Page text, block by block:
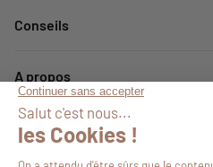
Conseils
A propos
Services